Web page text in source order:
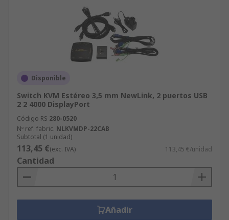
Disponible
Switch KVM Estéreo 3,5 mm NewLink, 2 puertos USB
2 2 4000 DisplayPort
Código RS 280-0520
Nº ref. fabric. NLKVMDP-22CAB
Subtotal (1 unidad)
113,45 €(exc. IVA) 113,45 €/unidad
Cantidad
Añadir